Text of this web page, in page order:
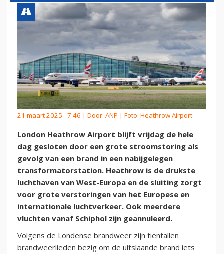
21 maart 2025 - 7:46 | Door: ANP | Foto: Heathrow Airport
London Heathrow Airport blijft vrijdag de hele
dag gesloten door een grote stroomstoring als
gevolg van een brand in een nabijgelegen
transformatorstation. Heathrow is de drukste
luchthaven van West-Europa en de sluiting zorgt
voor grote verstoringen van het Europese en
internationale luchtverkeer. Ook meerdere
vluchten vanaf Schiphol zijn geannuleerd.
Volgens de Londense brandweer zijn tientallen
brandweerlieden bezig om de uitslaande brand iets